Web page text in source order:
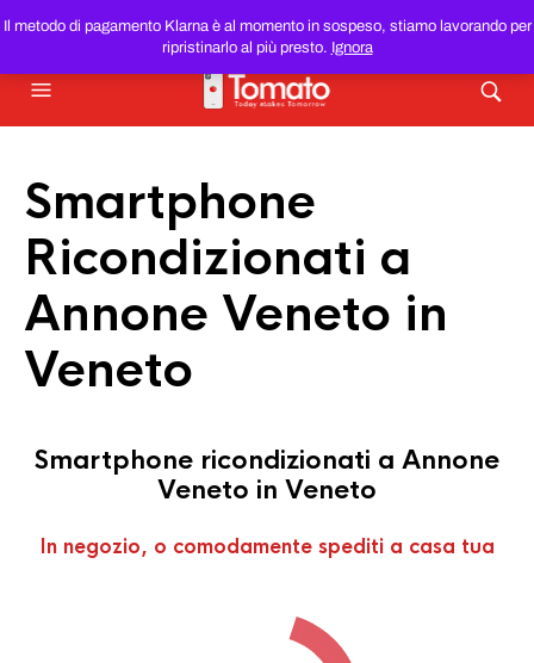
Il metodo di pagamento Klarna è al momento in sospeso, stiamo lavorando per
ripristinarlo al più presto. Ignora
SMARTPHONE E TABLET RICONDIZIONATIAL MIGLIOR
PREZZO DEL WEB!
Smartphone
Ricondizionati a
Annone Veneto in
Veneto
Smartphone ricondizionati a Annone
Veneto in Veneto
In negozio, o comodamente spediti a casa tua